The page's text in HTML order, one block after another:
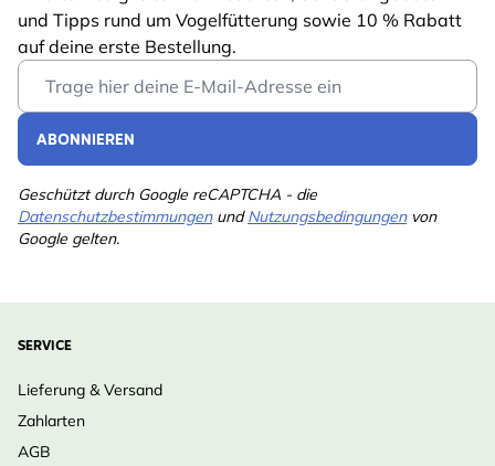
und Tipps rund um Vogelfütterung sowie 10 % Rabatt
auf deine erste Bestellung.
Email Address
ABONNIEREN
Geschützt durch Google reCAPTCHA - die
DatenschutzbestimmungenundNutzungsbedingungenvon
Google gelten.
SERVICE
Lieferung & Versand
Zahlarten
AGB